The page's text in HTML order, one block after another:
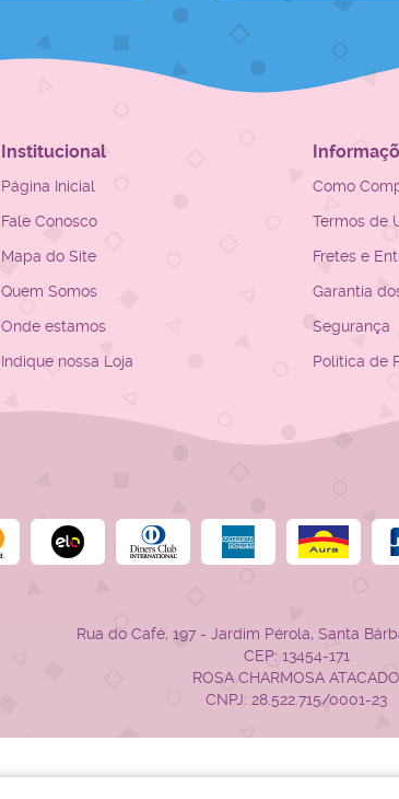
Institucional
Página Inicial
Fale Conosco
Mapa do Site
Quem Somos
Onde estamos
Indique nossa Loja
Como
Termos de
Fretes e
Garantia
Segurança
Política de
Rua do Café, 197- Jardim Pérola, Santa
CEP: 13454-171
ROSA CHARMOSA ATACADO
CNPJ: 28.522.715/0001-23